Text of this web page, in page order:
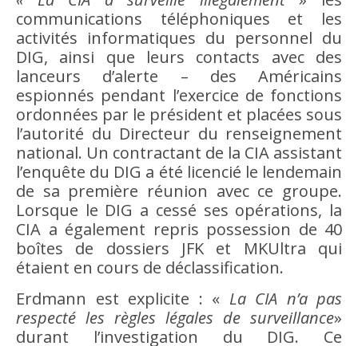
communications téléphoniques et les
activités informatiques du personnel du
DIG, ainsi que leurs contacts avec des
lanceurs d’alerte – des Américains
espionnés pendant l’exercice de fonctions
ordonnées par le président et placées sous
l’autorité du Directeur du renseignement
national. Un contractant de la CIA assistant
l’enquête du DIG a été licencié le lendemain
de sa première réunion avec ce groupe.
Lorsque le DIG a cessé ses opérations, la
CIA a également repris possession de 40
boîtes de dossiers JFK et MKUltra qui
étaient en cours de déclassification.
Erdmann est explicite : « La CIA n’a pas
respecté les règles légales de surveillance»
durant l’investigation du DIG. Ce